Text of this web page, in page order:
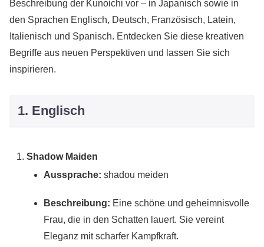
Beschreibung der Kunoichi vor – in Japanisch sowie in
den Sprachen Englisch, Deutsch, Französisch, Latein,
Italienisch und Spanisch. Entdecken Sie diese kreativen
Begriffe aus neuen Perspektiven und lassen Sie sich
inspirieren.
1. Englisch
Shadow Maiden
Aussprache: shadou meiden
Beschreibung: Eine schöne und geheimnisvolle
Frau, die in den Schatten lauert. Sie vereint
Eleganz mit scharfer Kampfkraft.